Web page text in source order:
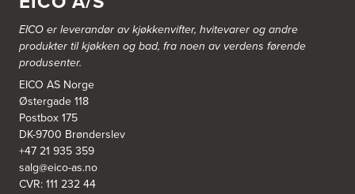
Bergen Kjøkkensenter A/S
Hellevegen 228
5039 Bergen
Tel.:55-395060
Bjerkreim Trelast AS
Nesjane 7, Vikeså
4389 Vikeså
Tel.:51-454050
http://www.drommekjokken.no
EICO er leverandør av kjøkkenvifter, hvitevarer og andre
produkter til kjøkken og bad, fra noen av verdens førende
produsenter.
EICO AS Norge
Østergade 118
Postbox 175
DK-9700 Brønderslev
+47 21 935 359
salg@eico-as.no
CVR: 111 232 44